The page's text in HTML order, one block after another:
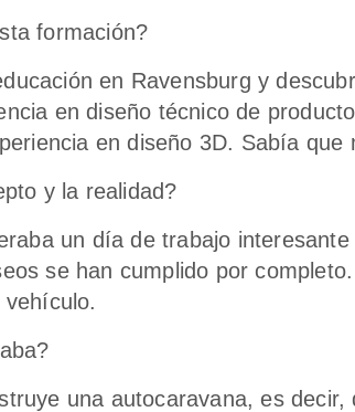
formación?
en Ravensburg y
en diseño técnico de
en diseño 3D. Sabía que
y la realidad?
un día de trabajo
se han cumplido por
una autocaravana, es decir,